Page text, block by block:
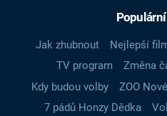
Jak zhubnout Nejlepší
TV program
Změna
Kdy budou volby
ZOO
7 pádů Honzy Dědka